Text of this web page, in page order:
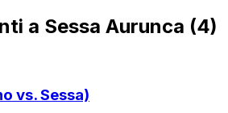
a Sessa Aurunca (4)
vs. Sessa)